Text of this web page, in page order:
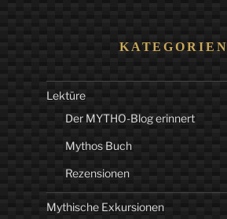
KATEGORIEN
Lektüre
Der MYTHO-Blog erinnert
Mythos Buch
Rezensionen
Mythische Exkursionen